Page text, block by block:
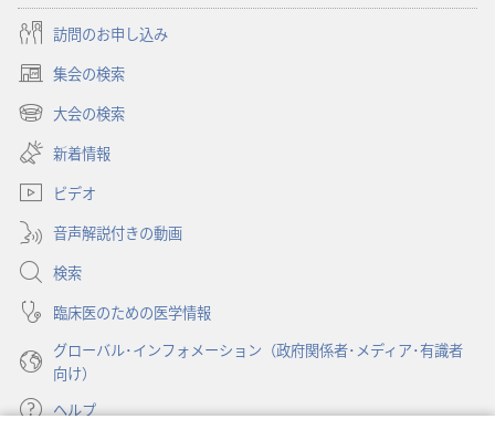
訪問のお申し込み
集会の検索
（新
し
タ
で
開
く）
大会の検索
（新
し
い
タ
ブ
で
開
く）
新着情報
ビデオ
音声解説付きの動画
検索
臨床医のための医学情報
グローバル･インフォメーション（政府関係者･メディア･有識者
向け）
ヘルプ